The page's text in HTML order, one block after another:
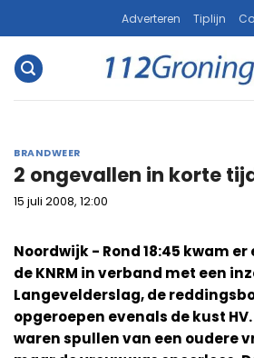
naar
inhoud
Adverteren Tiplijn
BRANDWEER
2 ongevallen in korte
15 juli 2008, 12:00
Noordwijk - Rond 18:45 kwam
de KNRM in verband met een
Langevelderslag, de
opgeroepen evenals de kust
waren spullen van een oudere